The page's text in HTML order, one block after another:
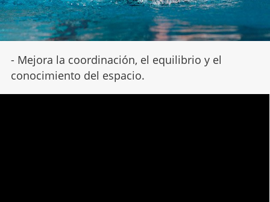
- Mejora la coordinación, el equilibrio y el
conocimiento del espacio.